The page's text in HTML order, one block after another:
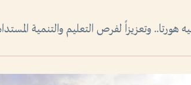
وتعزيزاً لفرص التعليم والتنمية